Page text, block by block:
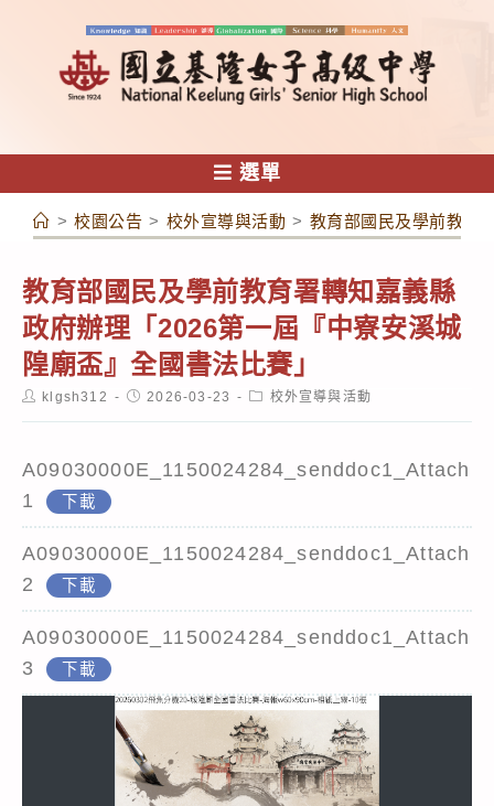
容
選單
> 校園公告 > 校外宣導與活動 > 教育部國民及學前教育
教育部國民及學前教育署轉知嘉義縣
政府辦理「2026第一屆『中寮安溪城
隍廟盃』全國書法比賽」
Postklgsh312
Post2026-03-23
Post校外宣導與活動
A09030000E_1150024284_senddoc1_Attach
1
下載
A09030000E_1150024284_senddoc1_Attach
2
下載
A09030000E_1150024284_senddoc1_Attach
3
下載